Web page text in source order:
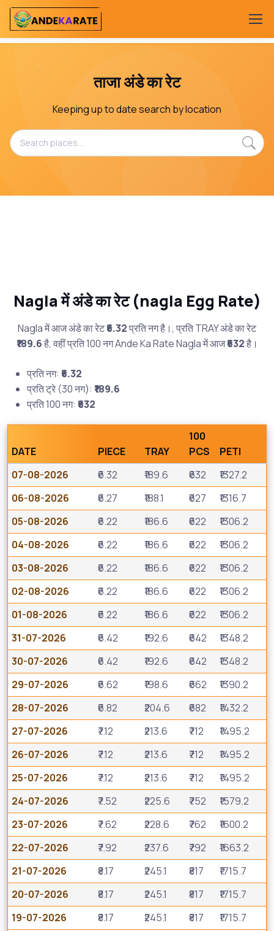
ताजा अंडे का रेट
Keeping up to date search by location
Nagla में अंडे का रेट (nagla Egg Rate)
Nagla में आज अंडे का रेट₹6.32प्रति नग है।, प्रति TRAY अंडे का रेट
₹189.6है, वहीं प्रति 100 नग Ande Ka Rate Nagla में आज₹632है।
प्रति नग: ₹6.32
प्रति ट्रे (30 नग): ₹189.6
प्रति 100 नग: ₹632
DATE PIECE TRAY
100
PCS
PETI
07-08-2026
₹6.32 ₹189.6 ₹632
₹1327.2
06-08-2026
₹6.27 ₹188.1 ₹627
₹1316.7
05-08-2026
₹6.22 ₹186.6 ₹622
₹1306.2
04-08-2026
₹6.22 ₹186.6 ₹622
₹1306.2
03-08-2026
₹6.22 ₹186.6 ₹622
₹1306.2
02-08-2026
₹6.22 ₹186.6 ₹622
₹1306.2
01-08-2026
₹6.22 ₹186.6 ₹622
₹1306.2
31-07-2026
₹6.42 ₹192.6 ₹642
₹1348.2
30-07-2026
₹6.42 ₹192.6 ₹642
₹1348.2
29-07-2026
₹6.62 ₹198.6 ₹662
₹1390.2
28-07-2026
₹6.82 ₹204.6 ₹682
₹1432.2
27-07-2026
₹7.12 ₹213.6 ₹712
₹1495.2
26-07-2026
₹7.12 ₹213.6 ₹712
₹1495.2
25-07-2026
₹7.12 ₹213.6 ₹712
₹1495.2
24-07-2026
₹7.52 ₹225.6 ₹752
₹1579.2
23-07-2026
₹7.62 ₹228.6 ₹762
₹1600.2
22-07-2026
₹7.92 ₹237.6 ₹792
₹1663.2
21-07-2026
₹8.17 ₹245.1 ₹817
₹1715.7
20-07-2026
₹8.17 ₹245.1 ₹817
₹1715.7
19-07-2026
₹8.17 ₹245.1 ₹817
₹1715.7